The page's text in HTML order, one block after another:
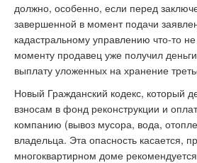
должно, особенно, если перед
завершенной в момент подачи
кадастральному управлению что-то
моменту продавец уже получил
выплату уложенных на хранение
Новый Гражданский кодекс, который
взносам в фонд реконструкции и
компанию (вывоз мусора, вода,
владельца. Эта опасность касается,
многоквартирном доме